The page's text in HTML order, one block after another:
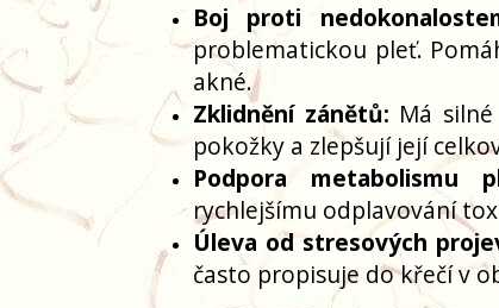
Boj proti
problematickou pleť.
akné.
Zklidnění zánětů: Má
pokožky a zlepšují její
Podpora metabolismu
rychlejšímu odplavování
Úleva od stresových
často propisuje do křečí v